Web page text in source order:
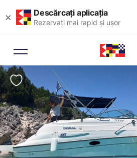
× Descărcați aplicația
Rezervați mai rapid și ușor